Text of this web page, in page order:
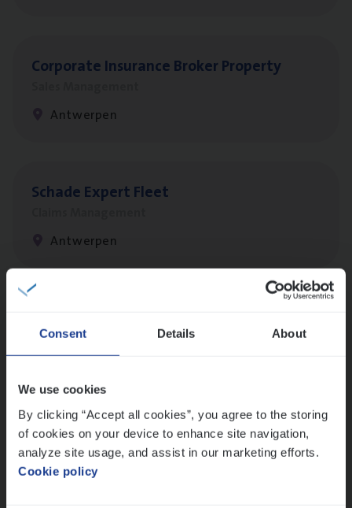
Consent Details About
We use cookies
By clicking “Accept all cookies”, you agree to the storing
of cookies on your device to enhance site navigation,
analyze site usage, and assist in our marketing efforts.
Cookie policy
Cor­po­ra­te Insu­ran­ce Bro­ker Property
Antwerpen
Scha­de Expert Fleet
Antwerpen
People Management, Sales Management
Client Exe­cu­ti­ve Marine
Insurance Operations